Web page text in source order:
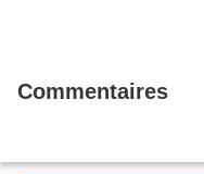
Commentaires